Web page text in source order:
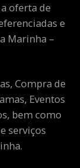
oferta de
e
Marinha –
Compra de
Eventos
bem como
serviços